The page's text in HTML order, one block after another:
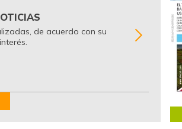
de acuerdo con su